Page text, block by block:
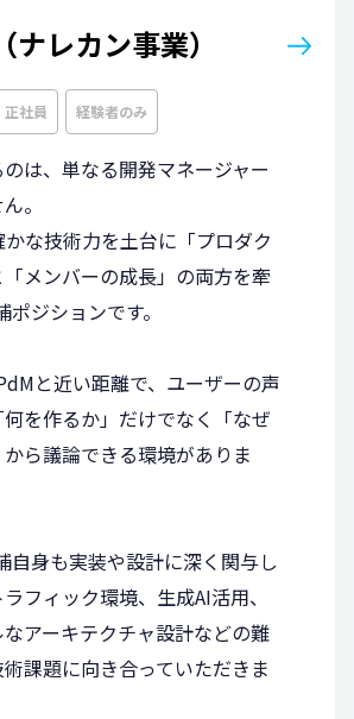
ナレカン事業）
正社員 経験者のみ
は、単なる開発マネージャー
。
な技術力を土台に「プロダク
「メンバーの成長」の両方を牽
ポジションです。
と近い距離で、ユーザーの声
を作るか」だけでなく「なぜ
ら議論できる環境がありま
自身も実装や設計に深く関与し
フィック環境、生成AI活用、
アーキテクチャ設計などの難
課題に向き合っていただきま